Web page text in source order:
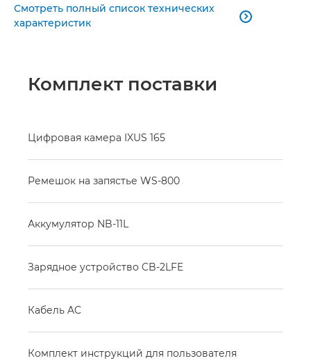
Смотреть полный список технических
характеристик

Комплект поставки
Цифровая камера IXUS 165
Ремешок на запястье WS-800
Аккумулятор NB-11L
Зарядное устройство CB-2LFE
Кабель AC
Комплект инструкций для пользователя